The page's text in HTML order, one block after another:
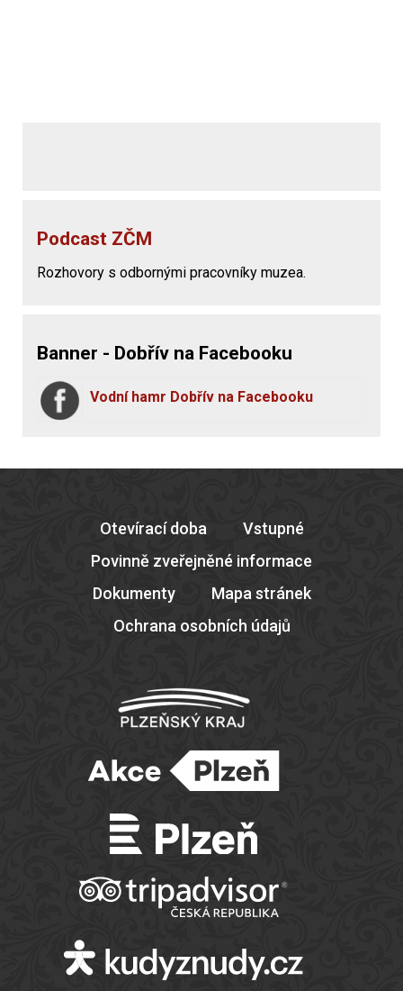
Podcast ZČM
Rozhovory s odbornými pracovníky muzea.
Banner - Dobřív na Facebooku
Vodní hamr Dobřív na Facebooku
Otevírací doba
Vstupné
Povinně zveřejněné informace
Dokumenty
Mapa stránek
Ochrana osobních údajů